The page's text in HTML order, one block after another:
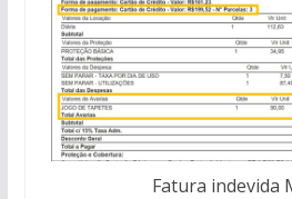
Fatura indevida